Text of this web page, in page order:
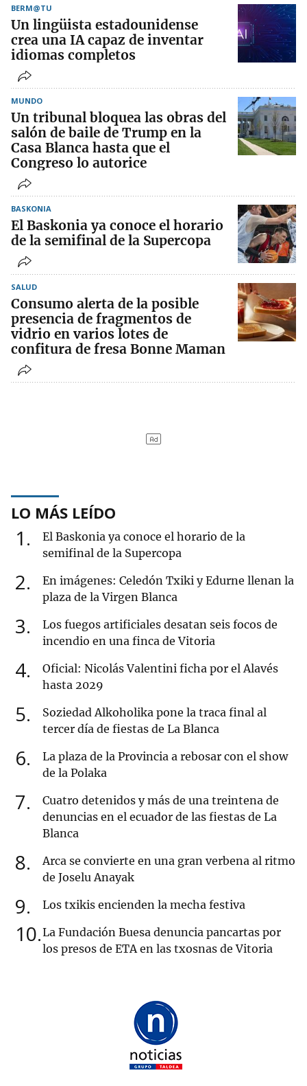
BERM@TU
Un lingüista estadounidense
crea una IA capaz de inventar
idiomas completos
MUNDO
Un tribunal bloquea las obras del
salón de baile de Trump en la
Casa Blanca hasta que el
Congreso lo autorice
BASKONIA
El Baskonia ya conoce el horario
de la semifinal de la Supercopa
SALUD
Consumo alerta de la posible
presencia de fragmentos de
vidrio en varios lotes de
confitura de fresa Bonne Maman
LO MÁS LEÍDO
1
El Baskonia ya conoce el horario de la
semifinal de la Supercopa
2
En imágenes: Celedón Txiki y Edurne llenan la
plaza de la Virgen Blanca
3
Los fuegos artificiales desatan seis focos de
incendio en una finca de Vitoria
4
Oficial: Nicolás Valentini ficha por el Alavés
hasta 2029
5
Soziedad Alkoholika pone la traca final al
tercer día de fiestas de La Blanca
6
La plaza de la Provincia a rebosar con el show
de la Polaka
7
Cuatro detenidos y más de una treintena de
denuncias en el ecuador de las fiestas de La
Blanca
8
Arca se convierte en una gran verbena al ritmo
de Joselu Anayak
9 Los txikis encienden la mecha festiva
10 La Fundación Buesa denuncia pancartas por
los presos de ETA en las txosnas de Vitoria